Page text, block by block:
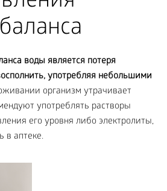
воды является потеря
употребляя небольшими
организм утрачивает
употреблять растворы
его уровня либо электролиты,
в аптеке.